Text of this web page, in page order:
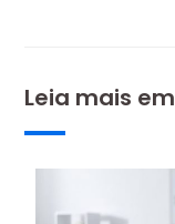
Leia mais em